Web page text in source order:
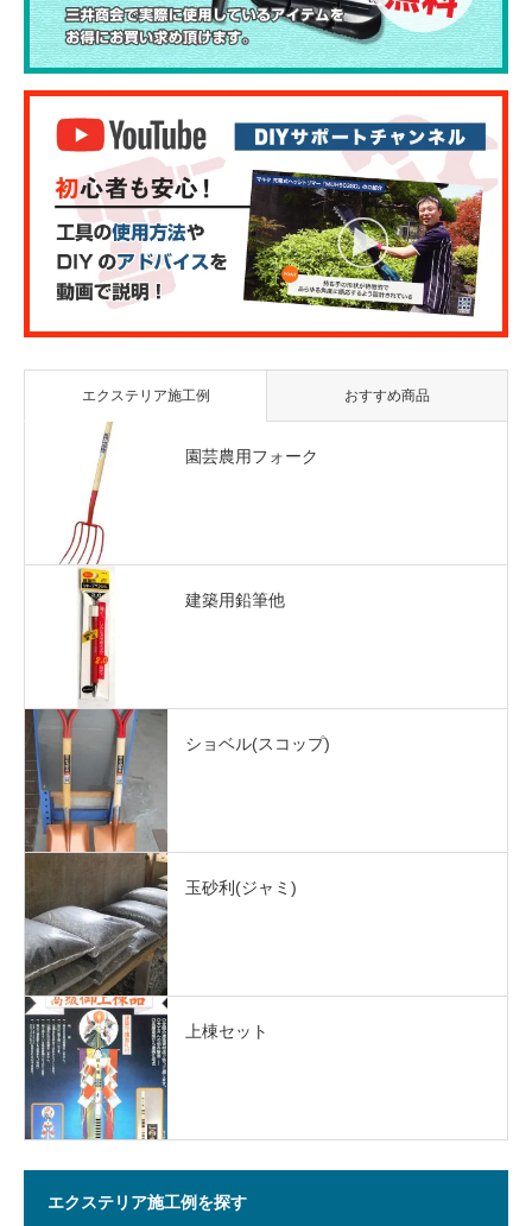
エクステリア施工例 おすすめ商品
園芸農用フォーク
建築用鉛筆他
ショベル(スコップ)
玉砂利(ジャミ)
上棟セット
エクステリア施工例を探す